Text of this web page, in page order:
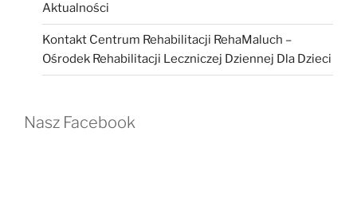
Aktualności
Kontakt Centrum Rehabilitacji RehaMaluch –
Ośrodek Rehabilitacji Leczniczej Dziennej Dla Dzieci
Nasz Facebook